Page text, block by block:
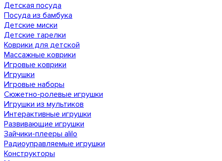
Детская посуда
Посуда из бамбука
Детские миски
Детские тарелки
Коврики для детской
Массажные коврики
Игровые коврики
Игрушки
Игровые наборы
Сюжетно-ролевые игрушки
Игрушки из мультиков
Интерактивные игрушки
Развивающие игрушки
Зайчики-плееры alilo
Радиоуправляемые игрушки
Конструкторы